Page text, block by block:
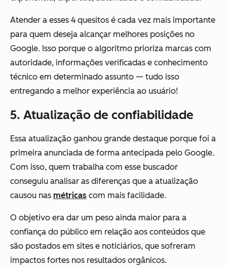
Atender a esses 4 quesitos é cada vez mais importante
para quem deseja alcançar melhores posições no
Google. Isso porque o algoritmo prioriza marcas com
autoridade, informações verificadas e conhecimento
técnico em determinado assunto — tudo isso
entregando a melhor experiência ao usuário!
5. Atualização de confiabilidade
Essa atualização ganhou grande destaque porque foi a
primeira anunciada de forma antecipada pelo Google.
Com isso, quem trabalha com esse buscador
conseguiu analisar as diferenças que a atualização
causou nas métricas com mais facilidade.
O objetivo era dar um peso ainda maior para a
confiança do público em relação aos conteúdos que
são postados em sites e noticiários, que sofreram
impactos fortes nos resultados orgânicos.